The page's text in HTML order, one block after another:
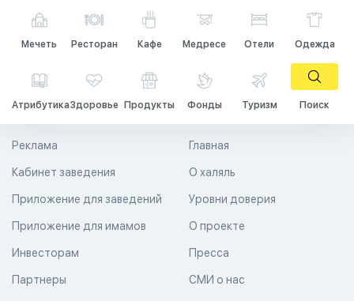
Мечеть Ресторан Кафе Медресе Отели Одежда
АтрибутикаЗдоровье Продукты Фонды Туризм Поиск
Главная
О халяль
Уровни доверия
Реклама
Кабинет заведения
Приложение для заведений
Приложение для имамов О проекте
Пресса
СМИ о нас
Инвесторам
Партнеры